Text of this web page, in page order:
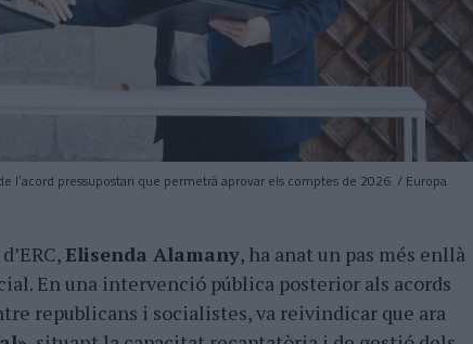
lʼacord pressupostari que permetrà aprovar els comptes de 2026. / Europa
Elisenda Alamany, ha anat un pas més enllà
En una intervenció pública posterior als acords
republicans i socialistes, va reivindicar que ara